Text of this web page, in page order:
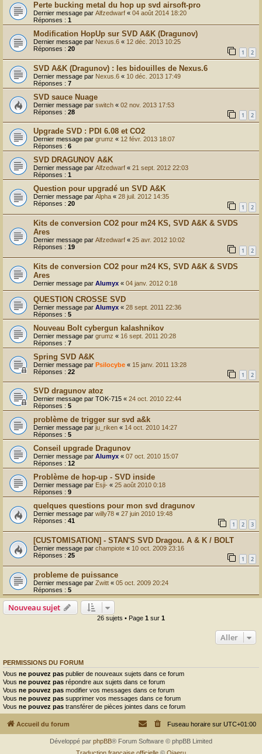
Perte bucking metal du hop up svd airsoft-pro
Dernier message par Alfzedwarf « 04 août 2014 18:20
Réponses : 1
Modification HopUp sur SVD A&K (Dragunov)
Dernier message par Nexus.6 « 12 déc. 2013 10:25
Réponses : 20 1 2
SVD A&K (Dragunov) : les bidouilles de Nexus.6
Dernier message par Nexus.6 « 10 déc. 2013 17:49
Réponses : 7
SVD sauce Nuage
Dernier message par switch « 02 nov. 2013 17:53
Réponses : 28 1 2
Upgrade SVD : PDI 6.08 et CO2
Dernier message par grumz « 12 févr. 2013 18:07
Réponses : 6
SVD DRAGUNOV A&K
Dernier message par Alfzedwarf « 21 sept. 2012 22:03
Réponses : 1
Question pour upgradé un SVD A&K
Dernier message par Alpha « 28 juil. 2012 14:35
Réponses : 20 1 2
Kits de conversion CO2 pour m24 KS, SVD A&K & SVDS
Ares
Dernier message par Alfzedwarf « 25 avr. 2012 10:02
Réponses : 19 1 2
Kits de conversion CO2 pour m24 KS, SVD A&K & SVDS
Ares
Dernier message par Alumyx « 04 janv. 2012 0:18
QUESTION CROSSE SVD
Dernier message par Alumyx « 28 sept. 2011 22:36
Réponses : 5
Nouveau Bolt cybergun kalashnikov
Dernier message par grumz « 16 sept. 2011 20:28
Réponses : 7
Spring SVD A&K
Dernier message par Psilocybe « 15 janv. 2011 13:28
Réponses : 22 1 2
SVD dragunov atoz
Dernier message par TOK-715 « 24 oct. 2010 22:44
Réponses : 5
problème de trigger sur svd a&k
Dernier message par ju_riken « 14 oct. 2010 14:27
Réponses : 5
Conseil upgrade Dragunov
Dernier message par Alumyx « 07 oct. 2010 15:07
Réponses : 12
Problème de hop-up - SVD inside
Dernier message par Esji- « 25 août 2010 0:18
Réponses : 9
quelques questions pour mon svd dragunov
Dernier message par willy78 « 27 juin 2010 19:48
Réponses : 41 1 2 3
[CUSTOMISATION] - STAN'S SVD Dragou. A & K / BOLT
Dernier message par champiote « 10 oct. 2009 23:16
Réponses : 25 1 2
probleme de puissance
Dernier message par Zwitt « 05 oct. 2009 20:24
Réponses : 5
Nouveau sujet
26 sujets • Page 1 sur 1
Aller
PERMISSIONS DU FORUM
Vous ne pouvez pas publier de nouveaux sujets dans ce forum
Vous ne pouvez pas répondre aux sujets dans ce forum
Vous ne pouvez pas modifier vos messages dans ce forum
Vous ne pouvez pas supprimer vos messages dans ce forum
Vous ne pouvez pas transférer de pièces jointes dans ce forum
Accueil du forum Fuseau horaire sur UTC+01:00
Développé par phpBB® Forum Software © phpBB Limited
Traduction française officielle © Qiaeru